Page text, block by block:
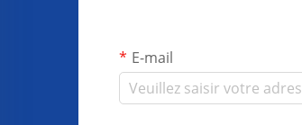
E-mail